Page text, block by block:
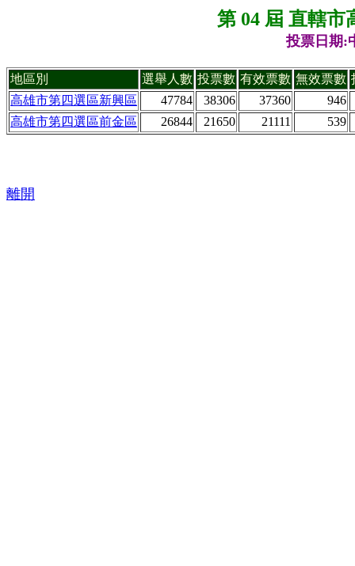
第 04 屆 直轄市
投票日期:
地區別 選舉人數 投票數 有效票數 無效票數
高雄市第四選區新興區
47784 38306 37360
946
高雄市第四選區前金區
26844 21650 21111 539
離開